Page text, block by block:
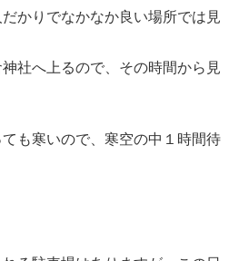
かりでなかなか良い場所では見
社へ上るので、その時間から見
も寒いので、寒空の中１時間待